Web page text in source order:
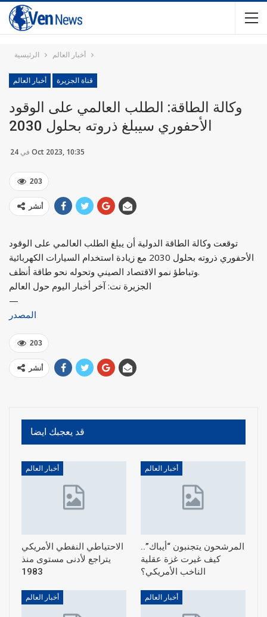
الرئيسية أخبار العالم
أخبار العالم قناة الجزيرة
وكالة الطاقة: الطلب العالمي على الوقود
الأحفوري سيبلغ ذروته بحلول 2030
في 24 Oct 2023, 10:35
203
أنشر
توقعت وكالة الطاقة الدولية أن يبلغ الطلب العالمي على الوقود
الأحفوري ذروته بحلول 2030 مع زيادة استخدام السيارات الكهربائية
وتباطؤ نمو الاقتصاد الصيني وتحوله نحو طاقة أنظف.
الجزيرة نت: آخر أخبار اليوم حول العالم
—
المصدر
203
أنشر
قد يعجبك ايضا
أخبار العالم
الاحتياطي النفطي الأمريكي
يتراجع لأدنى مستوى منذ
1983
أخبار العالم
المرشحون يتجنبون “أيباك”..
كيف غيرت غزة عقلية
الناخب الأمريكي؟
أخبار العالم أخبار العالم